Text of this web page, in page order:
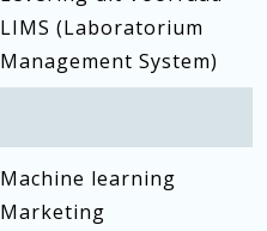
LIMS (Laboratorium
Management System)
Machine learning
Marketing